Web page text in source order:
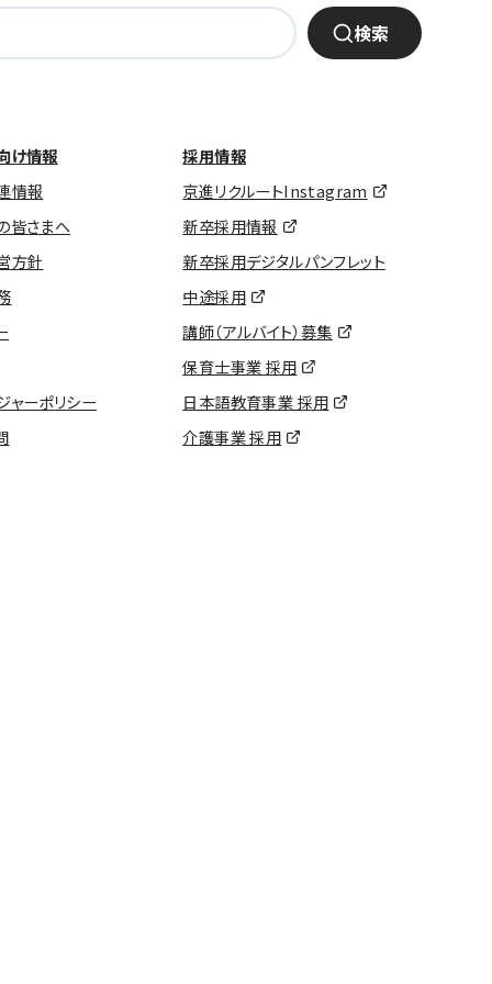
検索
け情報
情報
皆さまへ
方針
ャーポリシー
採用情報
京進リクルートInstagram
新卒採用情報
新卒採用デジタルパンフレット
中途採用
講師（アルバイト）募集
保育士事業 採用
日本語教育事業 採用
介護事業 採用